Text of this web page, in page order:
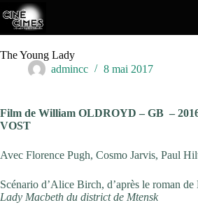
Passer
au
contenu
The Young Lady
admincc
8 mai 2017
Film de William OLDROYD – GB –
VOST
Avec Florence Pugh, Cosmo Jarvis, Paul
Scénario d’Alice Birch, d’après le roman
Lady Macbeth du district de Mtensk